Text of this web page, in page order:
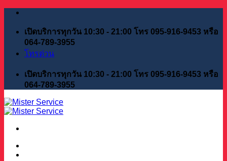
Skip
contentเปิดบริการทุกวัน 10:30 - 21:00 โทร 095-916-9453 หรือ
064-789-3955
โทรด่วน
เปิดบริการทุกวัน 10:30 - 21:00 โทร 095-916-9453 หรือ
064-789-3955